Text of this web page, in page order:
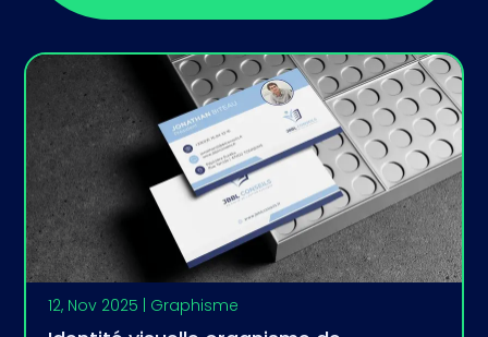
12, Nov 2025 Graphisme